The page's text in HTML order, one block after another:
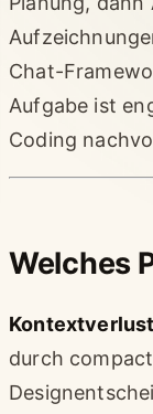
Chat-
Aufgabe ist
Coding
Welches
Kontextverlust
durch